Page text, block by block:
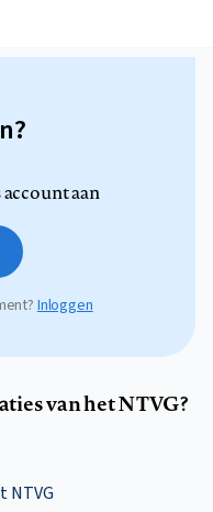
account aan
Inloggen
van het NTVG?
NTVG